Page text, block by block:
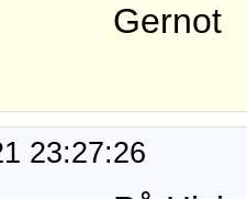
Gernot
23:27:26